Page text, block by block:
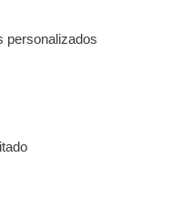
personalizados